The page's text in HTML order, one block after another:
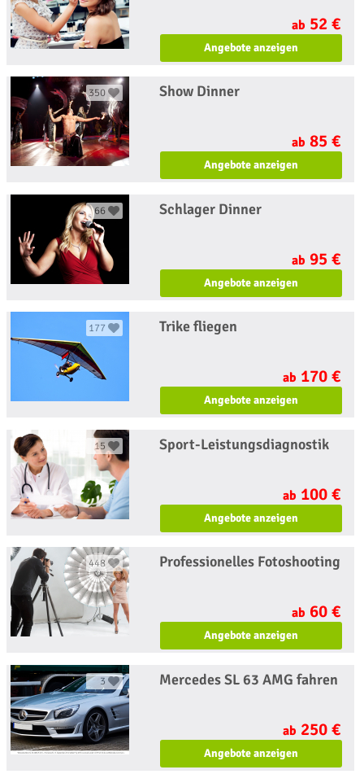
ab 52 €
Angebote anzeigen
350 Show Dinner
ab 85 €
Angebote anzeigen
66 Schlager Dinner
ab 95 €
Angebote anzeigen
177 Trike fliegen
ab 170 €
Angebote anzeigen
15 Sport-Leistungsdiagnostik
ab 100 €
Angebote anzeigen
448 Professionelles Fotoshooting
ab 60 €
Angebote anzeigen
3 Mercedes SL 63 AMG fahren
ab 250 €
Angebote anzeigen